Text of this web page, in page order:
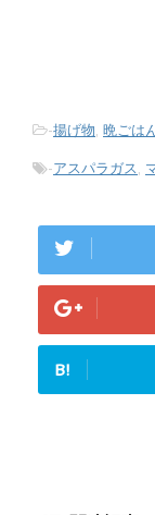
-揚げ物, 晩ごは
-アスパラガス,
B!